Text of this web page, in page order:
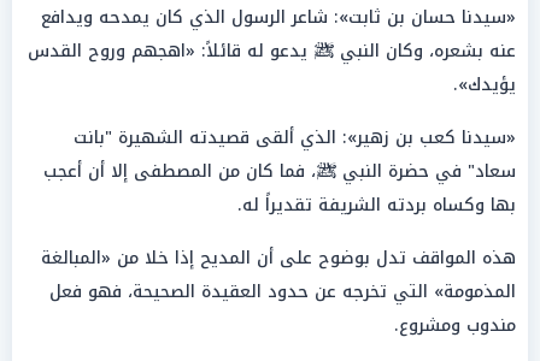
«سيدنا حسان بن ثابت»: شاعر الرسول الذي كان يمدحه ويدافع
عنه بشعره، وكان النبي ﷺ يدعو له قائلاً: «اهجهم وروح القدس
يؤيدك».
«سيدنا كعب بن زهير»: الذي ألقى قصيدته الشهيرة "بانت
سعاد" في حضرة النبي ﷺ، فما كان من المصطفى إلا أن أعجب
بها وكساه بردته الشريفة تقديراً له.
هذه المواقف تدل بوضوح على أن المديح إذا خلا من «المبالغة
المذمومة» التي تخرجه عن حدود العقيدة الصحيحة، فهو فعل
مندوب ومشروع.